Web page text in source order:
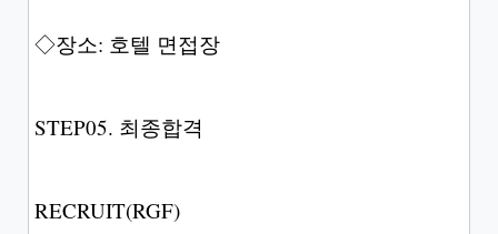
◇장소: 호텔 면접장
STEP05. 최종합격
RECRUIT(RGF)